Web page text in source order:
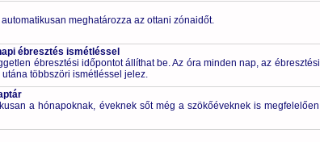
meghatározza az ottani zónaidőt.
ébresztés ismétléssel
ébresztési időpontot állíthat be. Az óra minden nap, az ébresztési
többszöri ismétléssel jelez.
a hónapoknak, éveknek sőt még a szökőéveknek is megfelelően